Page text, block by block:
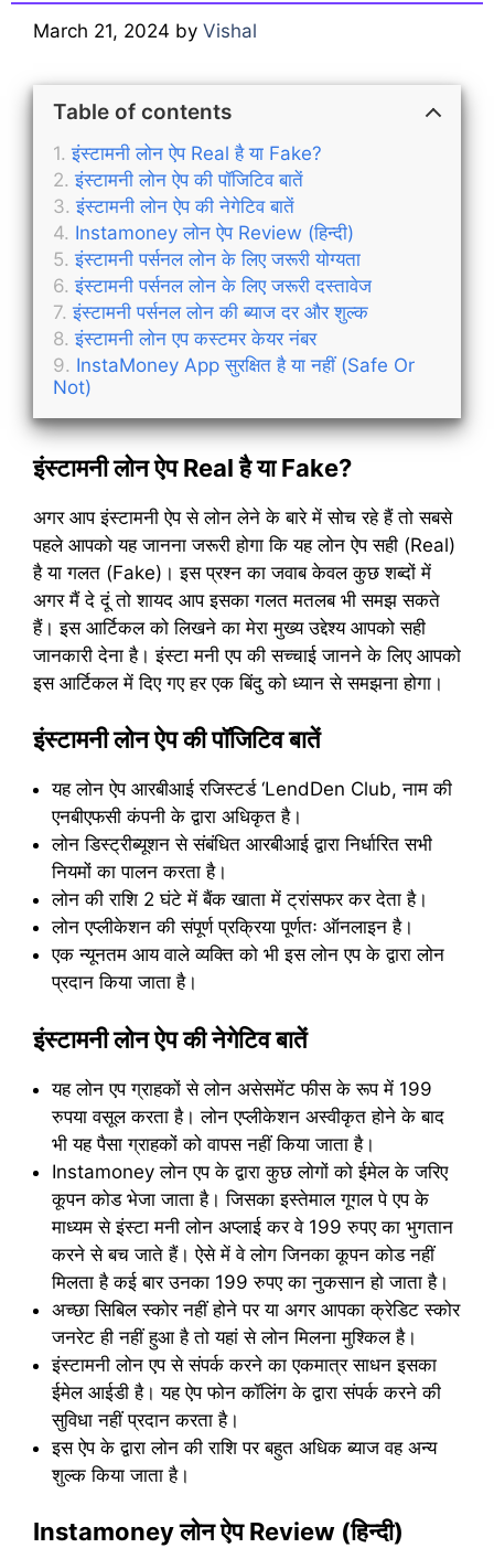
March 21, 2024 by Vishal
Table of contents
इंस्टामनी लोन ऐप Real है या Fake?
इंस्टामनी लोन ऐप की पॉजिटिव बातें
इंस्टामनी लोन ऐप की नेगेटिव बातें
Instamoney लोन ऐप Review (हिन्दी)
इंस्टामनी पर्सनल लोन के लिए जरूरी योग्यता
इंस्टामनी पर्सनल लोन के लिए जरूरी दस्तावेज
इंस्टामनी पर्सनल लोन की ब्याज दर और शुल्क
इंस्टामनी लोन एप कस्टमर केयर नंबर
InstaMoney App सुरक्षित है या नहीं (Safe Or
Not)
इंस्टामनी लोन ऐप Real है या Fake?
अगर आप इंस्टामनी ऐप से लोन लेने के बारे में सोच रहे हैं तो सबसे
पहले आपको यह जानना जरूरी होगा कि यह लोन ऐप सही (Real)
है या गलत (Fake)। इस प्रश्न का जवाब केवल कुछ शब्दों में
अगर मैं दे दूं तो शायद आप इसका गलत मतलब भी समझ सकते
हैं। इस आर्टिकल को लिखने का मेरा मुख्य उद्देश्य आपको सही
जानकारी देना है। इंस्टा मनी एप की सच्चाई जानने के लिए आपको
इस आर्टिकल में दिए गए हर एक बिंदु को ध्यान से समझना होगा।
इंस्टामनी लोन ऐप की पॉजिटिव बातें
यह लोन ऐप आरबीआई रजिस्टर्ड ‘LendDen Club, नाम की
एनबीएफसी कंपनी के द्वारा अधिकृत है।
लोन डिस्ट्रीब्यूशन से संबंधित आरबीआई द्वारा निर्धारित सभी
नियमों का पालन करता है।
लोन की राशि 2 घंटे में बैंक खाता में ट्रांसफर कर देता है।
लोन एप्लीकेशन की संपूर्ण प्रक्रिया पूर्णतः ऑनलाइन है।
एक न्यूनतम आय वाले व्यक्ति को भी इस लोन एप के द्वारा लोन
प्रदान किया जाता है।
इंस्टामनी लोन ऐप की नेगेटिव बातें
यह लोन एप ग्राहकों से लोन असेसमेंट फीस के रूप में 199
रुपया वसूल करता है। लोन एप्लीकेशन अस्वीकृत होने के बाद
भी यह पैसा ग्राहकों को वापस नहीं किया जाता है।
Instamoney लोन एप के द्वारा कुछ लोगों को ईमेल के जरिए
कूपन कोड भेजा जाता है। जिसका इस्तेमाल गूगल पे एप के
माध्यम से इंस्टा मनी लोन अप्लाई कर वे 199 रुपए का भुगतान
करने से बच जाते हैं। ऐसे में वे लोग जिनका कूपन कोड नहीं
मिलता है कई बार उनका 199 रुपए का नुकसान हो जाता है।
अच्छा सिबिल स्कोर नहीं होने पर या अगर आपका क्रेडिट स्कोर
जनरेट ही नहीं हुआ है तो यहां से लोन मिलना मुश्किल है।
इंस्टामनी लोन एप से संपर्क करने का एकमात्र साधन इसका
ईमेल आईडी है। यह ऐप फोन कॉलिंग के द्वारा संपर्क करने की
सुविधा नहीं प्रदान करता है।
इस ऐप के द्वारा लोन की राशि पर बहुत अधिक ब्याज वह अन्य
शुल्क किया जाता है।
Instamoney लोन ऐप Review (हिन्दी)